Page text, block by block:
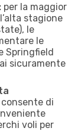
per la maggior
stagione
le
le
Springfield
sicuramente
di
voli per